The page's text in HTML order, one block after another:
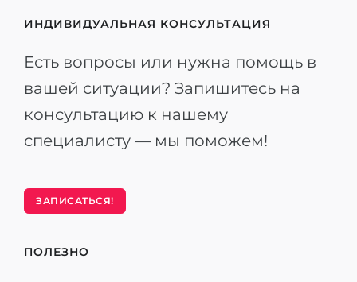
ИНДИВИДУАЛЬНАЯ КОНСУЛЬТАЦИЯ
Есть вопросы или нужна помощь в
вашей ситуации? Запишитесь на
консультацию к нашему
специалисту — мы поможем!
ЗАПИСАТЬСЯ!
ПОЛЕЗНО